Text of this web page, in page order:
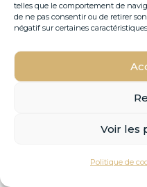
telles que le comportement de
de ne pas consentir ou de retirer
négatif sur certaines
Voir les
Politique de
Contacter VOIR